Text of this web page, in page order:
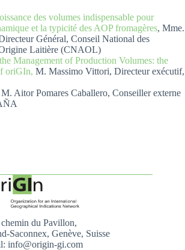
des volumes indispensable pour
et la typicité des AOP fromagères, Mme.
Général, Conseil National des
Laitière (CNAOL)
Management of Production Volumes: the
oriGIn, M. Massimo Vittori, Directeur exécutif,
M. Aitor Pomares Caballero, Conseiller externe
chemin du Pavillon,
Saconnex, Genève, Suisse
info@origin-gi.com